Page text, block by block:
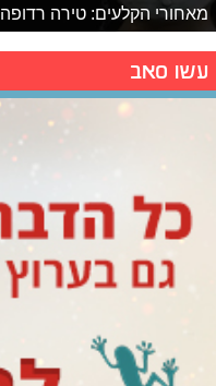
מאחורי הקלעים: טירה רדופה
עשו סאב